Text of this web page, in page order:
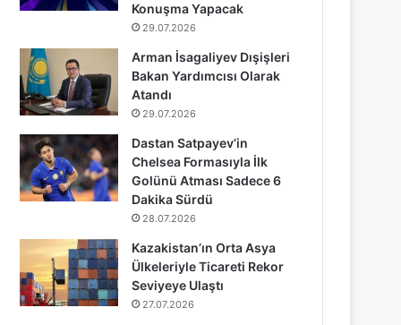
Konuşma Yapacak
29.07.2026
Arman İsagaliyev Dışişleri
Bakan Yardımcısı Olarak
Atandı
29.07.2026
Dastan Satpayev’in
Chelsea Formasıyla İlk
Golünü Atması Sadece 6
Dakika Sürdü
28.07.2026
Kazakistan’ın Orta Asya
Ülkeleriyle Ticareti Rekor
Seviyeye Ulaştı
27.07.2026